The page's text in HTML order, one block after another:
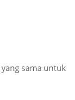
sama untuk